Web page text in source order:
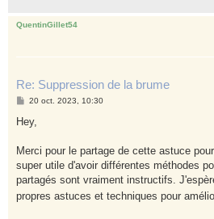
QuentinGillet54
Re: Suppression de la brume
M
s
s
g
20 oct. 2023, 10:30
Hey,
Merci pour le partage de cette astuce
super utile d'avoir différentes méthodes
partagés sont vraiment instructifs.
propres astuces et techniques pour